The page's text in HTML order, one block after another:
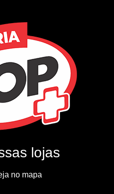
lojas
no mapa